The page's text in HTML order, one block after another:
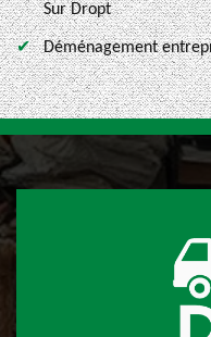
Sur Dropt
Déménagement